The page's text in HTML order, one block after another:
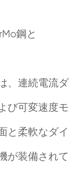
鋼と
、連続電流ダ
び可変速度モ
と柔軟なダイ
が装備されて